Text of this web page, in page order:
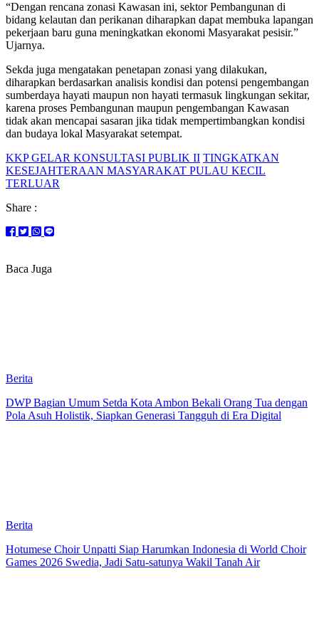
“Dengan rencana zonasi Kawasan ini, sektor Pembangunan di
bidang kelautan dan perikanan diharapkan dapat membuka lapangan
pekerjaan baru guna meningkatkan ekonomi Masyarakat pesisir.”
Ujarnya.
Sekda juga mengatakan penetapan zonasi yang dilakukan,
diharapkan berdasarkan analisis kondisi dan potensi pengembangan
sumberdaya hayati maupun non hayati termasuk lingkungan sekitar,
karena proses Pembangunan maupun pengembangan Kawasan
tidak akan mencapai sasaran jika tidak mempertimbangkan kondisi
dan budaya lokal Masyarakat setempat.
KKP GELAR KONSULTASI PUBLIK II TINGKATKAN
KESEJAHTERAAN MASYARAKAT PULAU KECIL
TERLUAR
Share :
Baca Juga
Berita
DWP Bagian Umum Setda Kota Ambon Bekali Orang Tua dengan
Pola Asuh Holistik, Siapkan Generasi Tangguh di Era Digital
Berita
Hotumese Choir Unpatti Siap Harumkan Indonesia di World Choir
Games 2026 Swedia, Jadi Satu-satunya Wakil Tanah Air